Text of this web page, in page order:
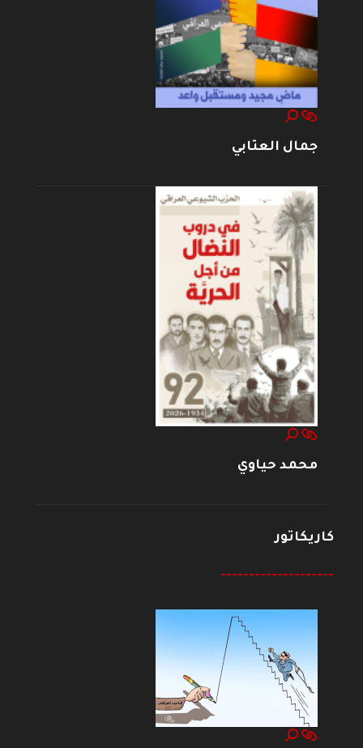
جمال العتابي
محمد حياوي
كاريكاتور
--------------------